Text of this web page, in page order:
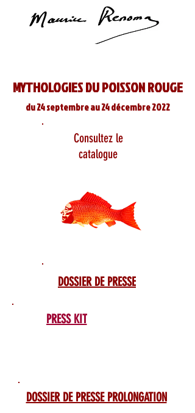
MYTHOLOGIES DU POISSON ROUGE
du 24 septembre au 24 décembre 2022
Consultez le
catalogue
DOSSIER DE PRESSE
PRESS KIT
DOSSIER DE PRESSE PROLONGATION